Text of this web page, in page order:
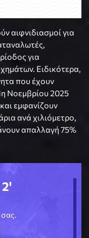
αιφνιδιασμοί για
για
Ειδικότερα,
που έχουν
Νοεμβρίου 2025
εμφανίζουν
ανά χιλιόμετρο,
απαλλαγή 75%
σας.